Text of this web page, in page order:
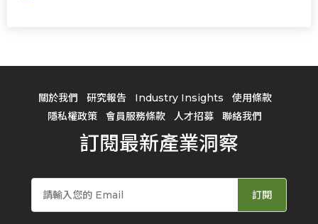
關於我們 研究報告 Industry Insights
使用條款
隱私權政策
會員服務條款 人才招募 聯絡我們
訂閱最新產業洞察
訂閱